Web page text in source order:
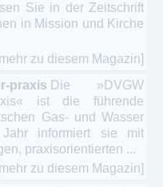
Sie in der Zeitschrift
in Mission und Kirche
zu diesem Magazin]
praxis Die »DVGW
ist die führende
Gas- und Wasser
informiert sie mit
praxisorientierten ...
zu diesem Magazin]